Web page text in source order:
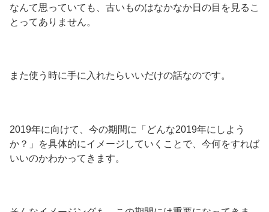
なんて思っていても、古いものはなかなか日の目を見るこ
とってありません。
また使う時に手に入れたらいいだけの話なのです。
2019年に向けて、今の期間に「どんな2019年にしよう
か？」を具体的にイメージしていくことで、今何をすれば
いいのかわかってきます。